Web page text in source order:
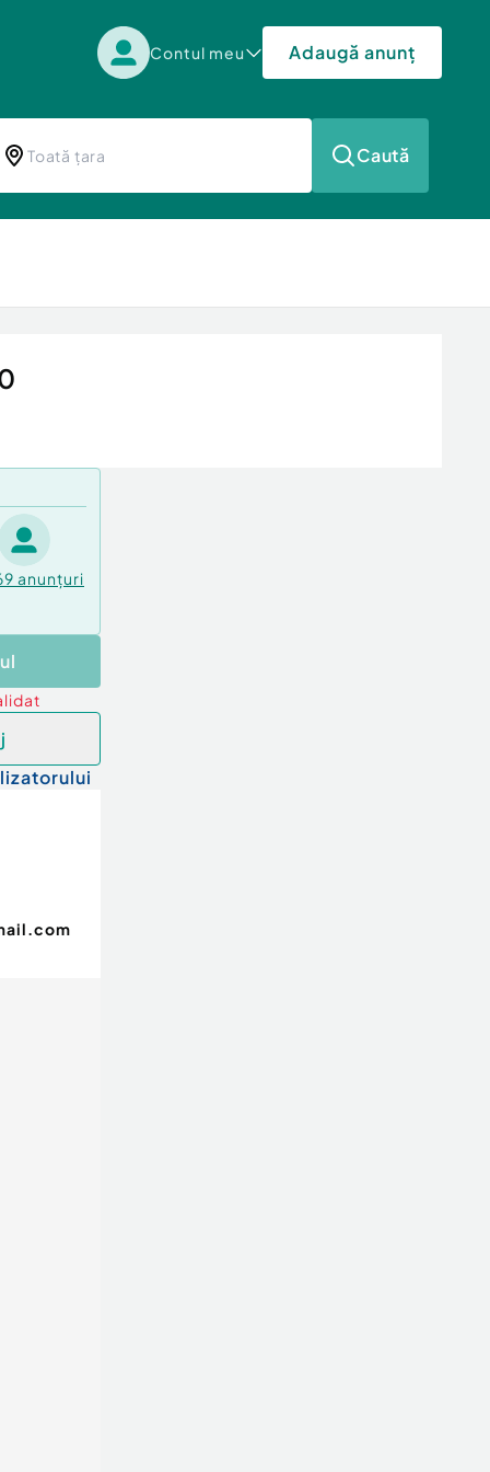
Contul meu Adaugă anunț
Caută
anunțuri